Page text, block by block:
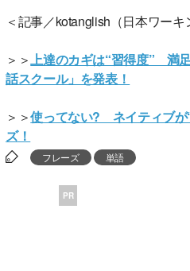
＜記事／kotanglish（日本ワー
＞＞ 上達のカギは“習得度” 満
話スクール」を発表！
＞＞使ってない? ネイティブが
ズ！
フレーズ 単語
PR